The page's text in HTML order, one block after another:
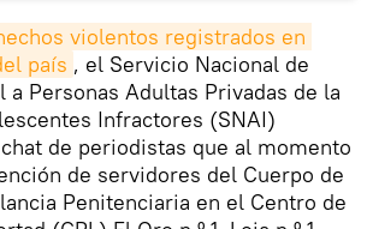
violentos registrados en
país , el Servicio Nacional de
Personas Adultas Privadas de la
Infractores (SNAI)
de periodistas que al momento
de servidores del Cuerpo de
Penitenciaria en el Centro de